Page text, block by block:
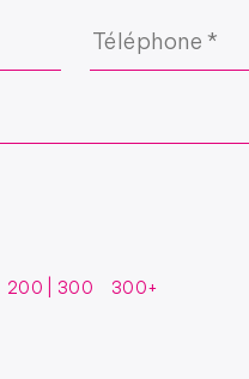
200 | 300 300+